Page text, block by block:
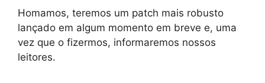
Homamos, teremos um patch mais robusto
lançado em algum momento em breve e, uma
vez que o fizermos, informaremos nossos
leitores.